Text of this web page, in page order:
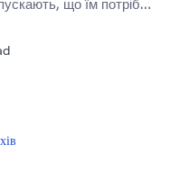
що їм потрібно
Але в багатьох